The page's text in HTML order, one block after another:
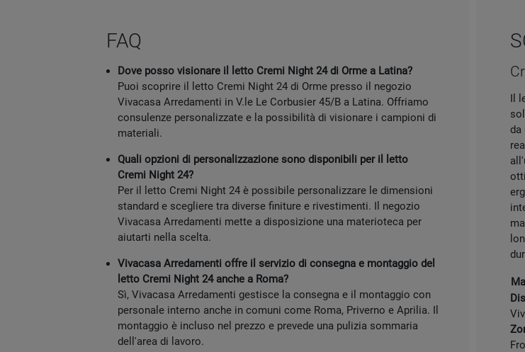
FAQ
Dove posso visionare il letto Cremi Night 24 di Orme a Latina?
Puoi scoprire il letto Cremi Night 24 di Orme presso il negozio
Vivacasa Arredamenti in V.le Le Corbusier 45/B a Latina. Offriamo
consulenze personalizzate e la possibilità di visionare i campioni di
materiali.
Quali opzioni di personalizzazione sono disponibili per il letto
Cremi Night 24?
Per il letto Cremi Night 24 è possibile personalizzare le dimensioni
standard e scegliere tra diverse finiture e rivestimenti. Il negozio
Vivacasa Arredamenti mette a disposizione una materioteca per
aiutarti nella scelta.
Vivacasa Arredamenti offre il servizio di consegna e montaggio del
letto Cremi Night 24 anche a Roma?
Sì, Vivacasa Arredamenti gestisce la consegna e il montaggio con
personale interno anche in comuni come Roma, Priverno e Aprilia. Il
montaggio è incluso nel prezzo e prevede una pulizia sommaria
dell'area di lavoro.
Il
da